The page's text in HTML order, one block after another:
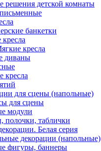
решения детской комнаты
банкетки
кресла
диваны
кресла
для сцены (напольные)
для сцены
модули
полочки, таблички
Белая серия
декорации (напольные)
фигуры, баннеры